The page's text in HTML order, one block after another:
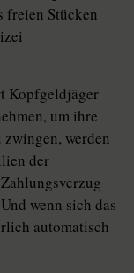
freien Stücken
Kopfgeldjäger
um ihre
werden
der
wenn sich das
automatisch